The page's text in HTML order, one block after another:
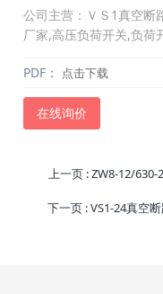
公司主营：ＶＳ1真空断
厂家,高压负荷开关,负荷
PDF： 点击下载
在线询价
上一页 : ZW8-12/
下一页 : VS1-24真空